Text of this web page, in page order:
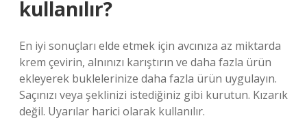
kullanılır?
En iyi sonuçları elde etmek için avcınıza az miktarda
krem ​​çevirin, alnınızı karıştırın ve daha fazla ürün
ekleyerek buklelerinize daha fazla ürün uygulayın.
Saçınızı veya şeklinizi istediğiniz gibi kurutun. Kızarık
değil. Uyarılar harici olarak kullanılır.